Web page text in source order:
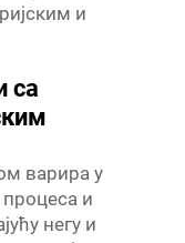
и
са
варира у
и
негу и